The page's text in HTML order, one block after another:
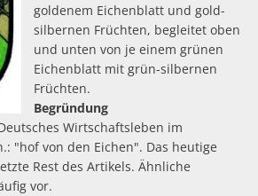
goldenem Eichenblatt und gold-
silbernen Früchten, begleitet oben
und unten von je einem grünen
Eichenblatt mit grün-silbernen
Früchten.
Begründung
Wirtschaftsleben im
"hof von den Eichen". Das heutige
Rest des Artikels. Ähnliche
vor.